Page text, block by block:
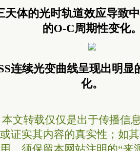
天体的光时轨道效应导致
的O-C周期性变化
连续光变曲线呈现出明显
化。
文转载仅仅是出于传播信
证实其内容的真实性；如